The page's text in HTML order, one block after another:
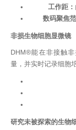
工作距：
数码聚焦
非损生物细胞显微镜
DHM®能在非接触
量，并实时记录细胞
研究未被探索的生物